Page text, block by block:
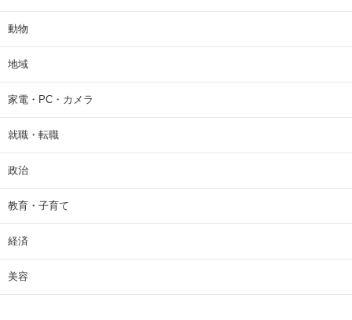
動物
地域
家電・PC・カメラ
就職・転職
政治
教育・子育て
経済
美容